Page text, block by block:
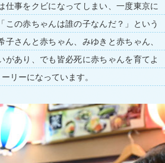
仕事をクビになってしまい、一度東京に
の赤ちゃんは誰の子なんだ？」という
さんと赤ちゃん、みゆきと赤ちゃん、
あり、でも皆必死に赤ちゃんを育てよ
リーになっています。